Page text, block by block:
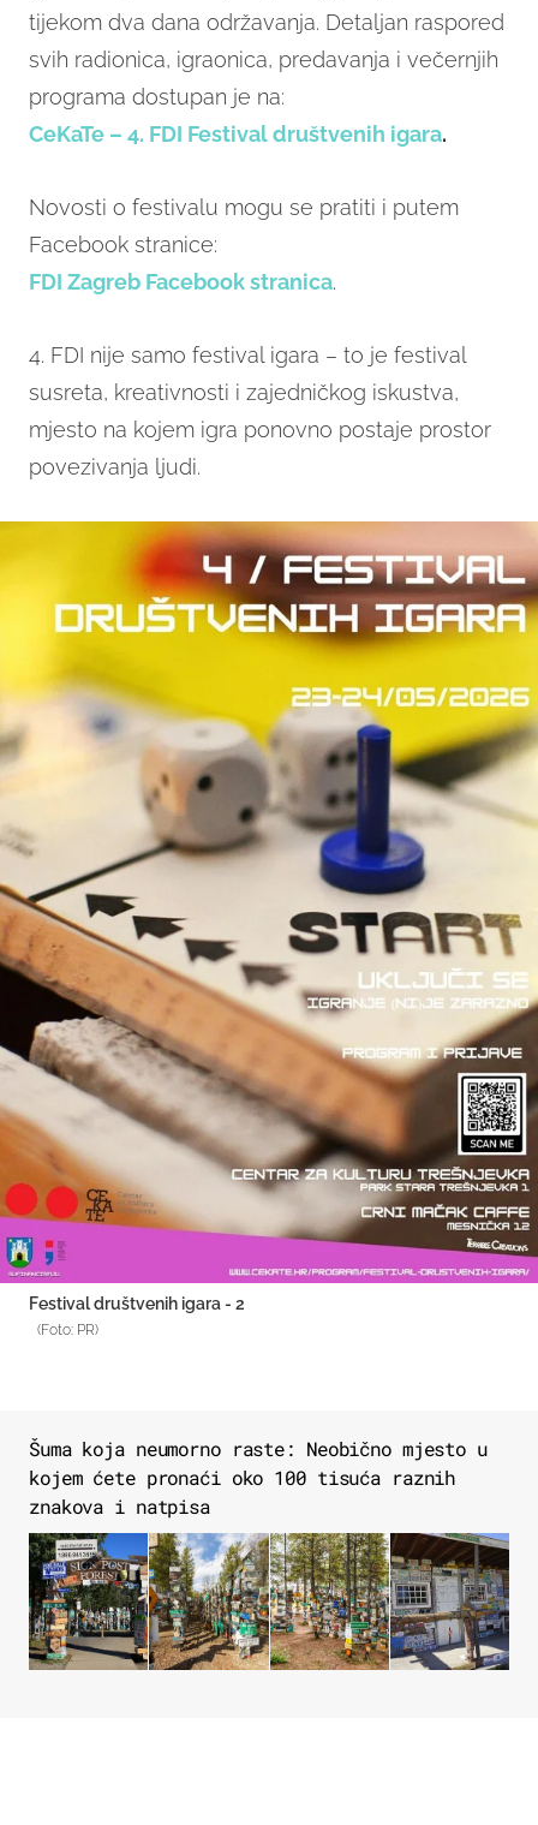
tijekom dva dana održavanja. Detaljan raspored
svih radionica, igraonica, predavanja i večernjih
programa dostupan je na:
CeKaTe – 4. FDI Festival društvenih igara.
Novosti o festivalu mogu se pratiti i putem
Facebook stranice:
FDI Zagreb Facebook stranica.
4. FDI nije samo festival igara – to je festival
susreta, kreativnosti i zajedničkog iskustva,
mjesto na kojem igra ponovno postaje prostor
povezivanja ljudi.
Festival društvenih igara - 2
(Foto: PR)
Šuma koja neumorno raste: Neobično mjesto u
kojem ćete pronaći oko 100 tisuća raznih
znakova i natpisa